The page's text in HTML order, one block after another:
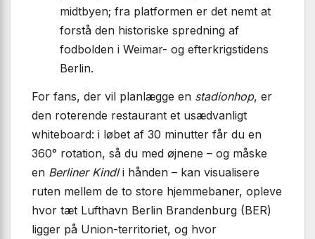
midtbyen; fra platformen er det nemt at
forstå den historiske spredning af
fodbolden i Weimar- og efterkrigstidens
Berlin.
For fans, der vil planlægge en stadionhop, er
den roterende restaurant et usædvanligt
whiteboard: i løbet af 30 minutter får du en
360° rotation, så du med øjnene – og måske
en Berliner Kindli hånden – kan visualisere
ruten mellem de to store hjemmebaner, opleve
hvor tæt Lufthavn Berlin Brandenburg (BER)
ligger på Union-territoriet, og hvor